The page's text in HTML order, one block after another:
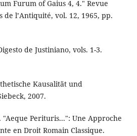
Furum of Gaius 4, 4." Revue
l’Antiquité, vol. 12, 1965, pp.
de Justiniano, vols. 1-3.
Kausalität und
2007.
"Aeque Perituris...": Une Approche
en Droit Romain Classique.